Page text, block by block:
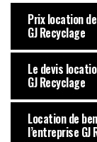
Prix location
GJ Recyclage
Le devis
GJ Recyclage
Location de
l’entreprise GJ